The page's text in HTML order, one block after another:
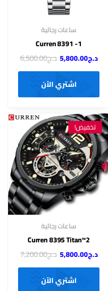
ساعات رجالية
Curren 8391 -1
د.ج5,800.00 د.ج6,500.00
اشتري الآن
تخفيض!
ساعات رجالية
Curren 8395 Titan™2
د.ج5,800.00 د.ج7,200.00
اشتري الآن